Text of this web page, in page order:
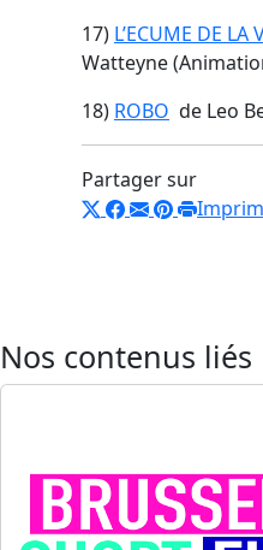
17) L’ECUME DE LA
Watteyne
18) ROBO de Leo
Partager sur
Nos contenus liés